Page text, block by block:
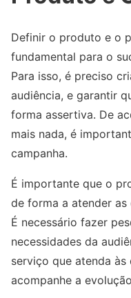
Definir o produto e o
fundamental para o
Para isso, é preciso
audiência, e garantir
forma assertiva. De
mais nada, é
campanha.
É importante que o
de forma a atender
É necessário fazer
necessidades da
serviço que atenda
acompanhe a